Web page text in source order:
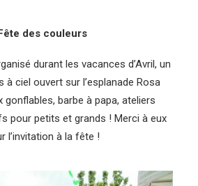
des couleurs
durant les vacances d’Avril, un
à ciel ouvert sur l’esplanade Rosa
gonflables, barbe à papa, ateliers
pour petits et grands ! Merci à eux
l’invitation à la fête !